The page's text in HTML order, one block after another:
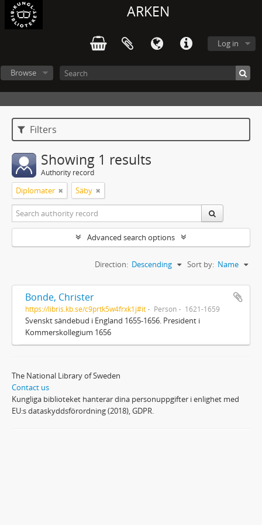
ARKEN
Log in
Browse
Filters
Showing 1 results
Authority record
Diplomater Säby
Advanced search options
Sort by: Name
Direction: Descending
Bonde, Christer
https://libris.kb.se/c9prtk5w4frxk1j#it Person 1621-1659
Svenskt sändebud i England 1655-1656. President i
Kommerskollegium 1656
The National Library of Sweden
Contact us
Kungliga biblioteket hanterar dina personuppgifter i enlighet med
EU:s dataskyddsförordning (2018), GDPR.